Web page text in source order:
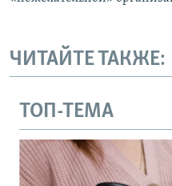
ЧИТАЙТЕ ТАКЖЕ:
ТОП-ТЕМА